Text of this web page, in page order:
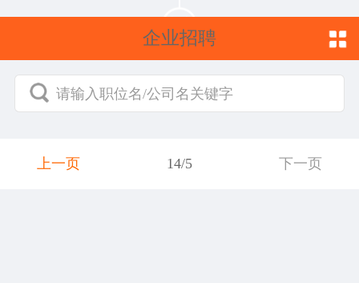
企业招聘
请输入职位名/公司名关键字
上一页 14/5 下一页